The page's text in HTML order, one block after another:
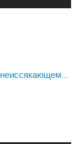
неиссякающем…